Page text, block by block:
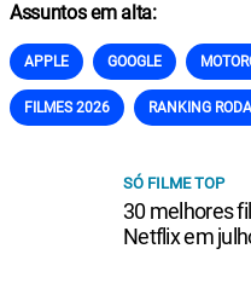
Assuntos em alta:
APPLE GOOGLE
FILMES 2026 RANKING
SÓ FILME TOP
30 melhores
Netflix em